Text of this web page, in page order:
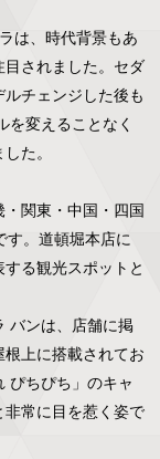
は、時代背景もあ
目されました。セダ
チェンジした後も
を変えることなく
た。
関東・中国・四国
す。道頓堀本店に
る観光スポットと
バンは、店舗に掲
上に搭載されてお
ぴちぴち」のキャ
非常に目を惹く姿で